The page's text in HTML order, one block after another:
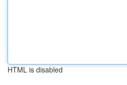
HTML is disabled